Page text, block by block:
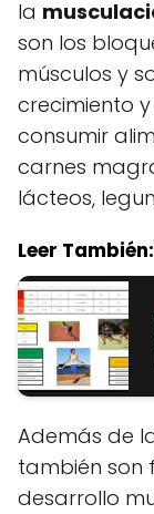
la
son los
músculos y
crecimiento
consumir
carnes
lácteos,
Leer También:
Además de
también son
desarrollo